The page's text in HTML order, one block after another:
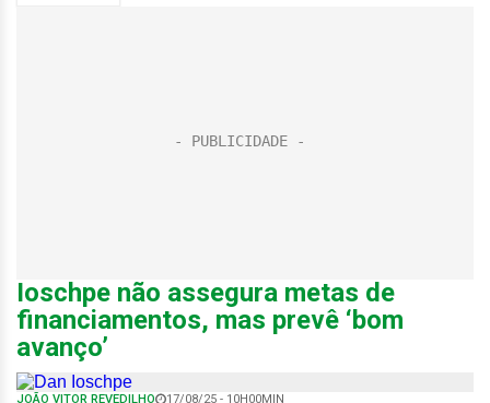
Ioschpe não assegura metas de
financiamentos, mas prevê ‘bom
avanço’
JOÃO VITOR REVEDILHO 17/08/25 - 10H00MIN